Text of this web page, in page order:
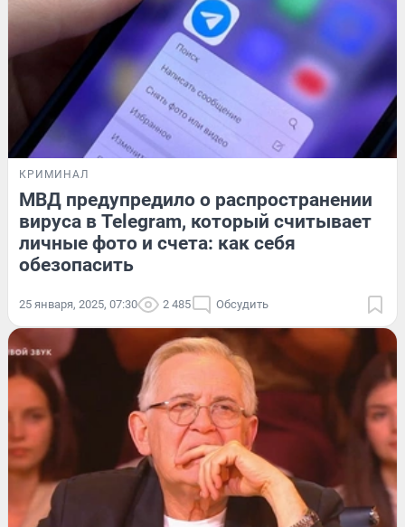
КРИМИНАЛ
МВД предупредило о распространении
вируса в Telegram, который считывает
личные фото и счета: как себя
обезопасить
25 января, 2025, 07:30 2 485 Обсудить